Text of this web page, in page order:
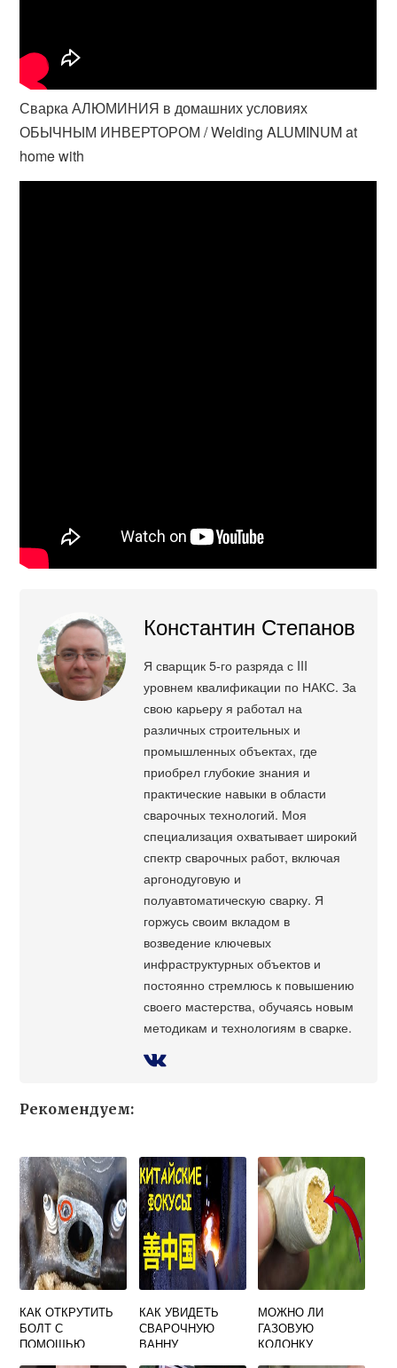
Сварка АЛЮМИНИЯ в домашних условиях
ОБЫЧНЫМ ИНВЕРТОРОМ / Welding ALUMINUM at
home with
Константин Степанов
Я сварщик 5-го разряда с III
уровнем квалификации по НАКС. За
свою карьеру я работал на
различных строительных и
промышленных объектах, где
приобрел глубокие знания и
практические навыки в области
сварочных технологий. Моя
специализация охватывает широкий
спектр сварочных работ, включая
аргонодуговую и
полуавтоматическую сварку. Я
горжусь своим вкладом в
возведение ключевых
инфраструктурных объектов и
постоянно стремлюсь к повышению
своего мастерства, обучаясь новым
методикам и технологиям в сварке.
Рекомендуем:
КАК ОТКРУТИТЬ
БОЛТ С
ПОМОЩЬЮ
КАК УВИДЕТЬ
СВАРОЧНУЮ
ВАННУ
МОЖНО ЛИ
ГАЗОВУЮ
КОЛОНКУ